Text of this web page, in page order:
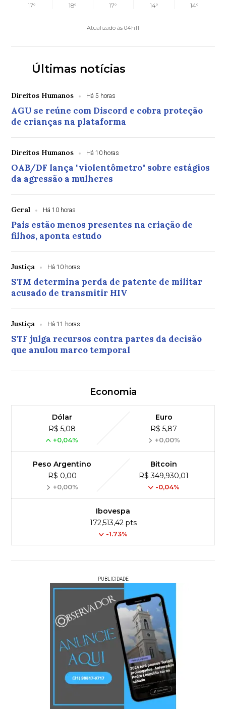
17° 18° 17° 14° 14°
Atualizado às 04h11
Últimas notícias
Direitos Humanos Há 5 horas
AGU se reúne com Discord e cobra proteção
de crianças na plataforma
Direitos Humanos Há 10 horas
OAB/DF lança "violentômetro" sobre estágios
da agressão a mulheres
Geral Há 10 horas
Pais estão menos presentes na criação de
filhos, aponta estudo
Justiça Há 10 horas
STM determina perda de patente de militar
acusado de transmitir HIV
Justiça Há 11 horas
STF julga recursos contra partes da decisão
que anulou marco temporal
Economia
Dólar
R$ 5,08
+0,04%
Euro
R$ 5,87
+0,00%
Peso Argentino
R$ 0,00
+0,00%
Bitcoin
R$ 349,930,01
-0,04%
Ibovespa
172,513,42 pts
-1.73%
PUBLICIDADE